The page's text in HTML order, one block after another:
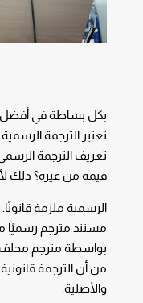
بكل بساطة في
تعتبر الترجمة
تعريف الترجمة الرسمي
قيمة من غيره؟ ذلك
الرسمية ملزمة
مستند مترجم رسميًا
بواسطة مترجم محلف.
من أن الترجمة
والأصلية.